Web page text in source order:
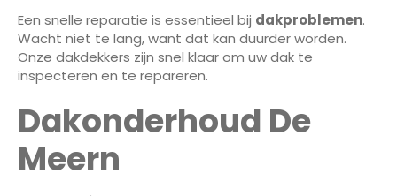
Een snelle reparatie is essentieel bij dakproblemen.
Wacht niet te lang, want dat kan duurder worden.
Onze dakdekkers zijn snel klaar om uw dak te
inspecteren en te repareren.
Dakonderhoud De
Meern